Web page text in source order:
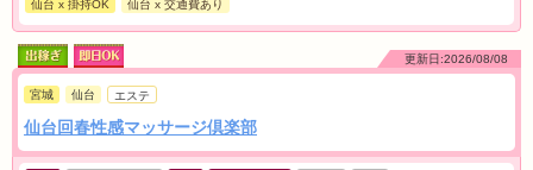
仙台 x 掛持OK 仙台 x 交通費あり
更新日:2026/08/08
宮城 仙台 エステ
仙台回春性感マッサージ倶楽部